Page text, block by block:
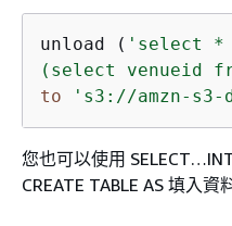
unload ( 'select *
(select venueid
to
's3://amzn-s3-
您也可以使用
CREATE TABLE AS 填入